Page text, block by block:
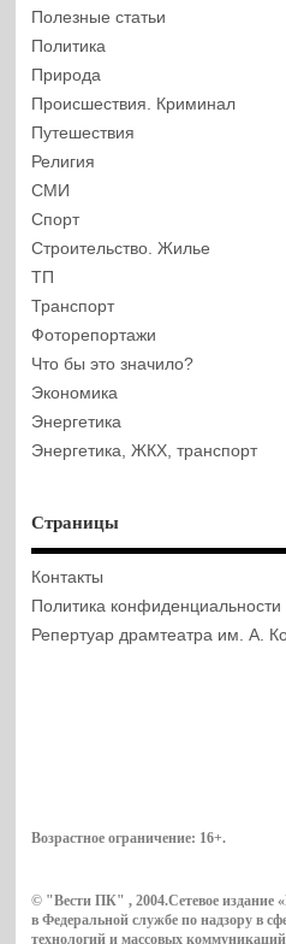
Полезные статьи
Политика
Природа
Происшествия. Криминал
Путешествия
Религия
СМИ
Спорт
Строительство. Жилье
ТП
Транспорт
Фоторепортажи
Что бы это значило?
Экономика
Энергетика
Энергетика, ЖКХ, транспорт
Страницы
Контакты
Политика конфиденциальности
Репертуар драмтеатра им. А.
Возрастное ограничение: 16+.
© "Вести ПК" , 2004.Сетевое издание
в Федеральной службе по надзору в
технологий и массовых коммуникаций